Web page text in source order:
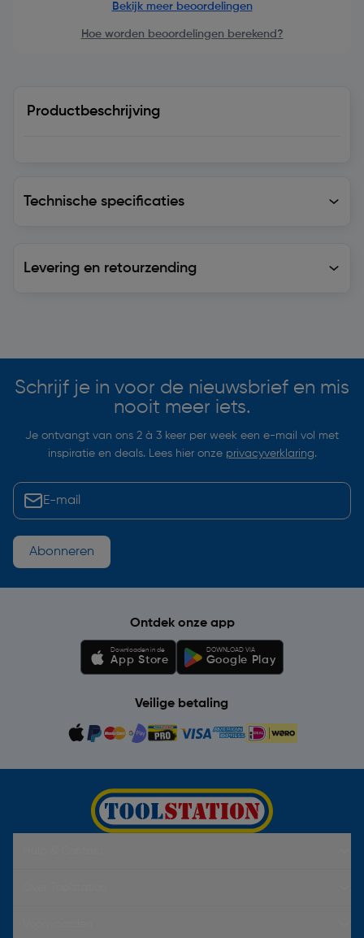
Bekijk meer beoordelingen
Hoe worden beoordelingen berekend?
Productbeschrijving
Technische specificaties
Levering en retourzending
Schrijf je in voor de nieuwsbrief en mis
nooit meer iets.
Je ontvangt van ons 2 à 3 keer per week een e-mail vol met
inspiratie en deals. Lees hier onze privacyverklaring.
Abonneren
Ontdek onze app
Downloaden in de
App Store
DOWNLOAD VIA
Google Play
Veilige betaling